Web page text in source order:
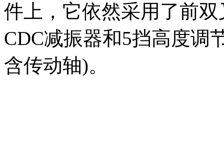
件上，它依然采用了前
CDC减振器和5挡高度调
含传动轴)。